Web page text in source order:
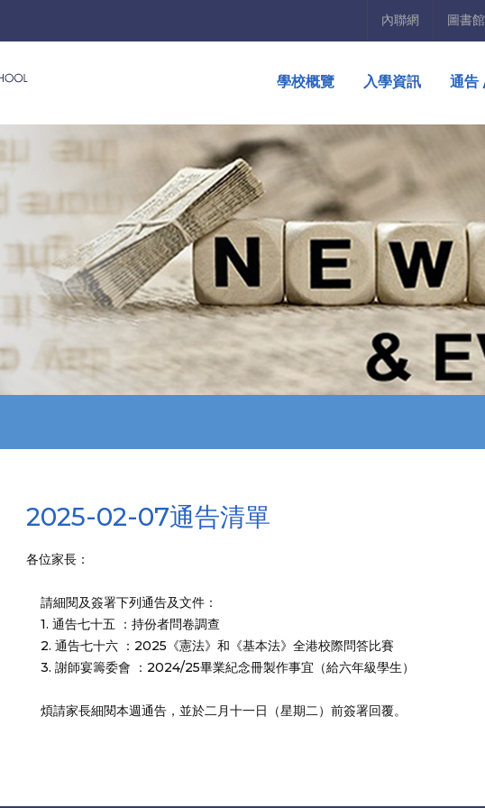
內聯網 圖書館
學校概覽 入學資訊 通告
2025-02-07通告清單
各位家長：
請細閱及簽署下列通告及文件：
1. 通告七十五 ：持份者問卷調查
2. 通告七十六 ：2025《憲法》和《基本法》全港校際問答比賽
3. 謝師宴籌委會 ：2024/25畢業紀念冊製作事宜（給六年級學生）
煩請家長細閱本週通告，並於二月十一日（星期二）前簽署回覆。